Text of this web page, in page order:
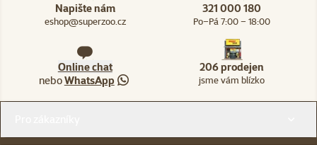
Napište nám
eshop@superzoo.cz
321 000 180
Po–Pá 7:00 – 18:00
Online chat
neboWhatsApp
206 prodejen
jsme vám blízko